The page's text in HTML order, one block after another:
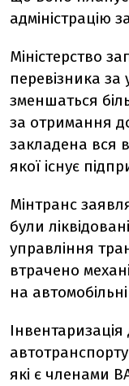
адміністрацію
Міністерство
перевізника за
зменшаться
за отримання
закладена вся
якої існує
Мінтранс
були
управління
втрачено
на
які є членами